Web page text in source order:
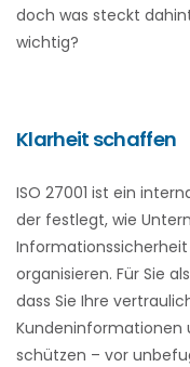
doch was steckt
wichtig?
Klarheit schaffen
ISO 27001 ist ein
der festlegt, wie
organisieren. Für Sie
dass Sie Ihre
Kundeninformationen
schützen – vor